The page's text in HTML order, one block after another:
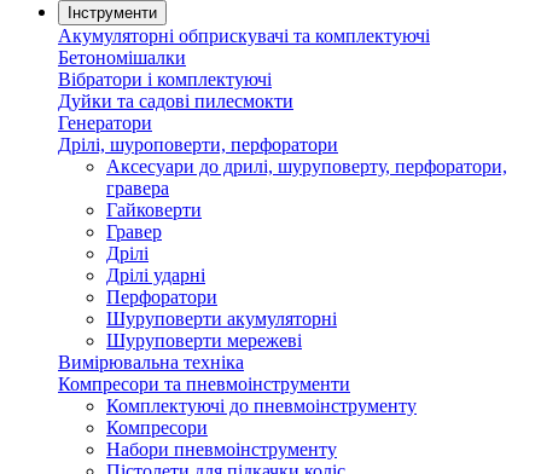
Інструменти
Акумуляторні обприскувачі та комплектуючі
Бетономішалки
Вібратори і комплектуючі
Дуйки та садові пилесмокти
Генератори
Дрілі, шуроповерти, перфоратори
Аксесуари до дрилі, шуруповерту, перфоратори,
гравера
Гайковерти
Гравер
Дрілі
Дрілі ударні
Перфоратори
Шуруповерти акумуляторні
Шуруповерти мережеві
Вимірювальна техніка
Компресори та пневмоінструменти
Комплектуючі до пневмоінструменту
Компресори
Набори пневмоінструменту